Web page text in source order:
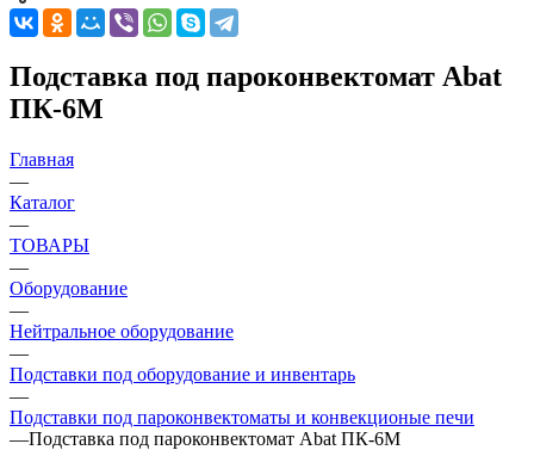
Подставка под пароконвектомат Abat
ПК-6М
Главная
—
Каталог
—
ТОВАРЫ
—
Оборудование
—
Нейтральное оборудование
—
Подставки под оборудование и инвентарь
—
Подставки под пароконвектоматы и конвекционые печи
—Подставка под пароконвектомат Abat ПК-6М